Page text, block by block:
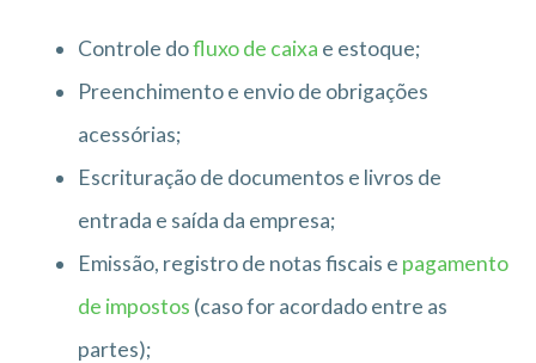
Controle dofluxo de caixa e estoque;
Preenchimento e envio de obrigações
acessórias;
Escrituração de documentos e livros de
entrada e saída da empresa;
Emissão, registro de notas fiscais e pagamento
de impostos (caso for acordado entre as
partes);